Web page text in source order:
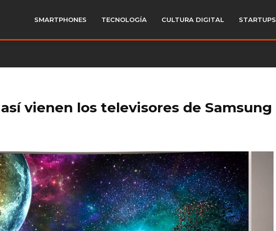
SMARTPHONES TECNOLOGÍA CULTURA DIGITAL STARTUPS
así vienen los televisores de Samsung